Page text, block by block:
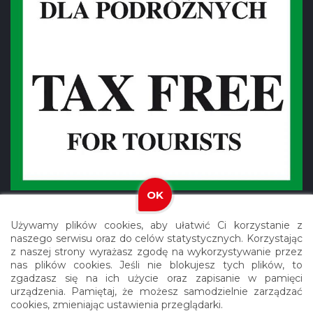
Copyright © 2021 Meblex. Wszystkie prawa zastrzeżone.
Realizacja: Agencja Reklamowa ROXART
Używamy plików cookies, aby ułatwić Ci korzystanie z
naszego serwisu oraz do celów statystycznych. Korzystając
z naszej strony wyrażasz zgodę na wykorzystywanie przez
nas plików cookies. Jeśli nie blokujesz tych plików, to
zgadzasz się na ich użycie oraz zapisanie w pamięci
urządzenia. Pamiętaj, że możesz samodzielnie zarządzać
cookies, zmieniając ustawienia przeglądarki.
OK